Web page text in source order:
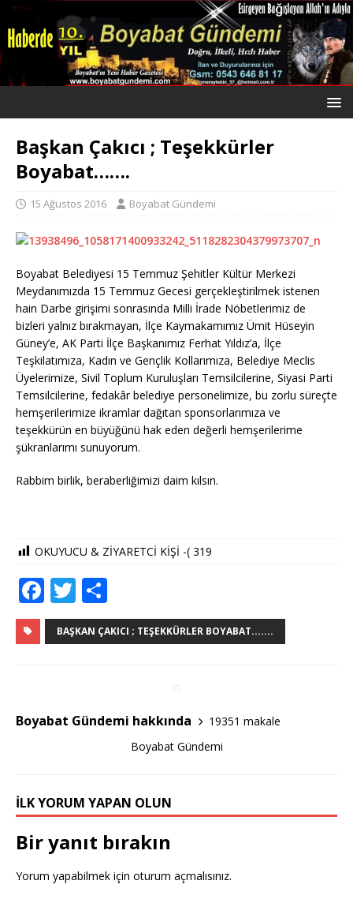
Başkan Çakıcı ; Teşekkürler
Boyabat…….
15 Ağustos 2016 Boyabat Gündemi
Boyabat Belediyesi 15 Temmuz Şehitler Kültür Merkezi
Meydanımızda 15 Temmuz Gecesi gerçekleştirilmek istenen
hain Darbe girişimi sonrasında Milli İrade Nöbetlerimiz de
bizleri yalnız bırakmayan, İlçe Kaymakamımız Ümit Hüseyin
Güney’e, AK Parti İlçe Başkanımız Ferhat Yıldız’a, İlçe
Teşkilatımıza, Kadın ve Gençlik Kollarımıza, Belediye Meclis
Üyelerimize, Sivil Toplum Kuruluşları Temsilcilerine, Siyasi Parti
Temsilcilerine, fedakâr belediye personelimize, bu zorlu süreçte
hemşerilerimize ikramlar dağıtan sponsorlarımıza ve
teşekkürün en büyüğünü hak eden değerli hemşerilerime
şükranlarımı sunuyorum.
Rabbim birlik, beraberliğimizi daim kılsın.
OKUYUCU & ZİYARETCİ KİŞİ -( 319
F
a
c
o
T
w
it
h
ar
BAŞKAN ÇAKICI ; TEŞEKKÜRLER BOYABAT.......
Boyabat Gündemi hakkında
19351 makale
Boyabat Gündemi
İLK YORUM YAPAN OLUN
Bir yanıt bırakın
Yorum yapabilmek için oturum açmalısınız.